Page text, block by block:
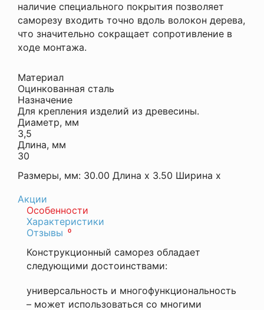
наличие специального покрытия позволяет
саморезу входить точно вдоль волокон дерева,
что значительно сокращает сопротивление в
ходе монтажа.
Материал
Оцинкованная сталь
Назначение
Для крепления изделий из древесины.
Диаметр, мм
3,5
Длина, мм
30
Размеры, мм: 30.00 Длина x 3.50 Ширина x
Акции
Особенности
Характеристики
Отзывы
0
Конструкционный саморез обладает
следующими достоинствами:
универсальность и многофункциональность
– может использоваться со многими
Материал
Оцинкованная
сталь
Назначение
Для
изделий
из
Оставить
отзыв
Ваша
оценка